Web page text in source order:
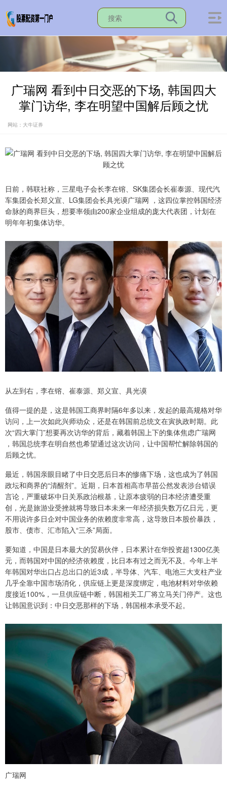
广瑞网 看到中日交恶的下场, 韩国四大
掌门访华, 李在明望中国解后顾之忧
网站：大牛证券
日前，韩联社称，三星电子会长李在镕、SK集团会长崔泰源、现代汽
车集团会长郑义宣、LG集团会长具光谟广瑞网 ，这四位掌控韩国经济
命脉的商界巨头，想要率领由200家企业组成的庞大代表团，计划在
明年年初集体访华。
从左到右，李在镕、崔泰源、郑义宣、具光谟
值得一提的是，这是韩国工商界时隔6年多以来，发起的最高规格对华
访问，上一次如此兴师动众，还是在韩国前总统文在寅执政时期。此
次“四大掌门”想要再次访华的背后，藏着韩国上下的集体焦虑广瑞网
，韩国总统李在明自然也希望通过这次访问，让中国帮忙解除韩国的
后顾之忧。
最近，韩国亲眼目睹了中日交恶后日本的惨痛下场，这也成为了韩国
政坛和商界的“清醒剂”。近期，日本首相高市早苗公然发表涉台错误
言论，严重破坏中日关系政治根基，让原本疲弱的日本经济遭受重
创，光是旅游业受挫就将导致日本未来一年经济损失数万亿日元，更
不用说许多日企对中国业务的依赖度非常高，这导致日本股价暴跌，
股市、债市、汇市陷入“三杀”局面。
要知道，中国是日本最大的贸易伙伴，日本累计在华投资超1300亿美
元，而韩国对中国的经济依赖度，比日本有过之而无不及。今年上半
年韩国对华出口占总出口的近3成，半导体、汽车、电池三大支柱产业
几乎全靠中国市场消化，供应链上更是深度绑定，电池材料对华依赖
度接近100%，一旦供应链中断，韩国相关工厂将立马关门停产。这也
让韩国意识到：中日交恶那样的下场，韩国根本承受不起。
广瑞网